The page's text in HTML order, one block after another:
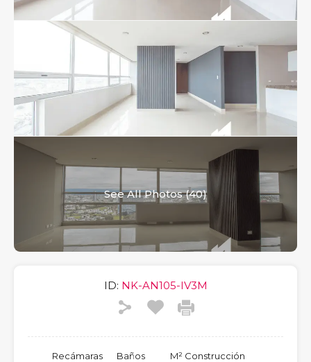
See All Photos (40)
ID: NK-AN105-IV3M
Recámaras Baños M² Construcción